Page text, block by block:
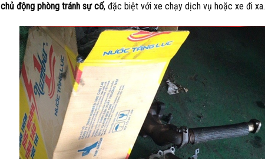
chủ động phòng tránh sự cố, đặc biệt với xe chạy dịch vụ hoặc xe đi xa.